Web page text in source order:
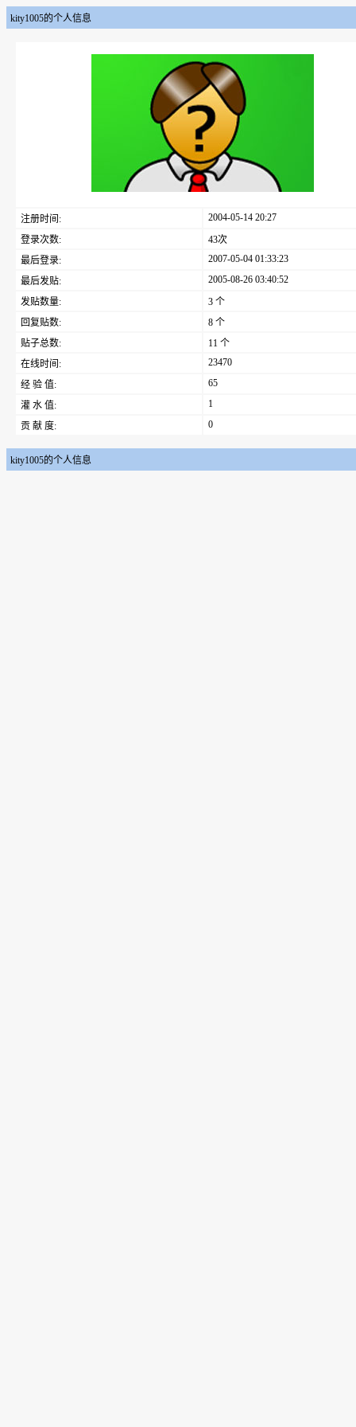
kity1005的个人信息
注册时间:
2004-05-14 20:27
登录次数:
43次
最后登录:
2007-05-04 01:33:23
最后发贴:
2005-08-26 03:40:52
发贴数量:
3 个
回复贴数:
8 个
贴子总数:
11 个
在线时间:
23470
经 验 值:
65
灌 水 值:
1
贡 献 度:
0
kity1005的个人信息